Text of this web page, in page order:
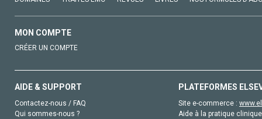
MON COMPTE
CRÉER UN COMPTE
AIDE & SUPPORT
Contactez-nous / FAQ
Qui sommes-nous ?
PLATEFORMES
Site e-commerce :
Aide à la pratique